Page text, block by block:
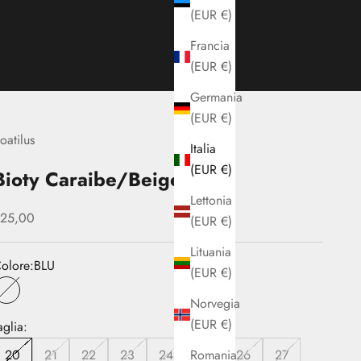
(EUR €)
Francia
(EUR €)
Germania
(EUR €)
Italia
(EUR €)
Lettonia
(EUR €)
Lituania
(EUR €)
Norvegia
(EUR €)
Romania
Caraibe/Beige
scontato
BLU
BLU
20
21 22 23 24 25 26
27